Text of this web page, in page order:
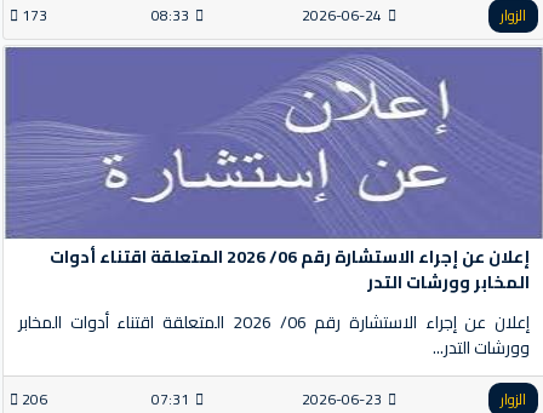
الزوار 2026-06-24
08:33
173
إعلان عن إجراء الاستشارة رقم 06/ 2026 المتعلقة اقتناء أدوات
المخابر وورشات التدر
إعلان عن إجراء الاستشارة رقم 06/ 2026 المتعلقة اقتناء أدوات المخابر
وورشات التدر...
الزوار 2026-06-23
07:31
206